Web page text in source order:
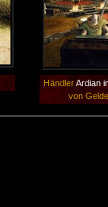
HändlerArdian
von